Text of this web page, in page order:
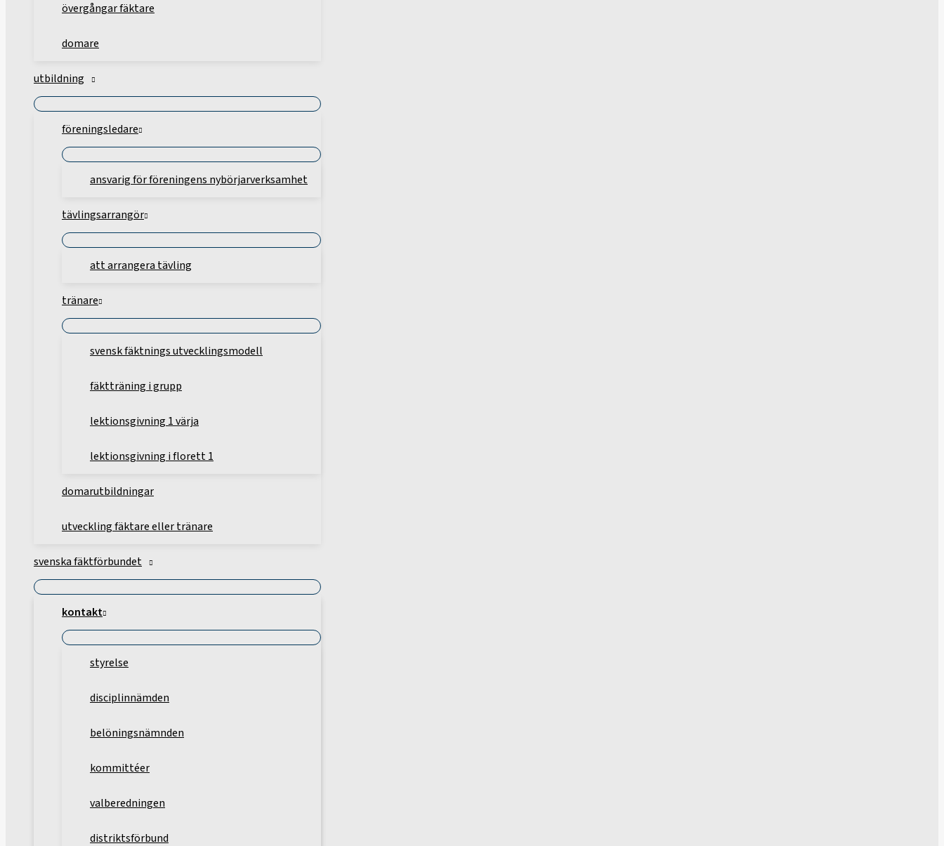
övergångar fäktare
domare
utbildning
föreningsledare
ansvarig för föreningens nybörjarverksamhet
tävlingsarrangör
att arrangera tävling
tränare
svensk fäktnings utvecklingsmodell
fäktträning i grupp
lektionsgivning 1 värja
lektionsgivning i florett 1
domarutbildningar
utveckling fäktare eller tränare
svenska fäktförbundet
kontakt
styrelse
disciplinnämden
belöningsnämnden
kommittéer
valberedningen
distriktsförbund